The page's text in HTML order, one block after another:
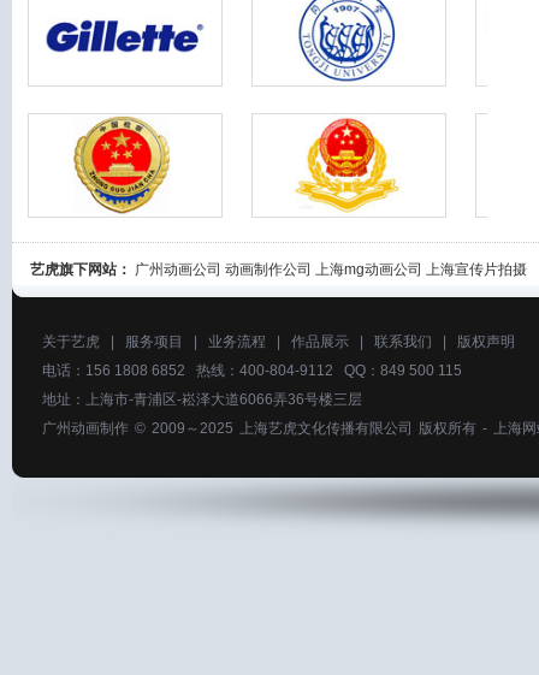
艺虎旗下网站： 广州动画公司 动画制作公司 上海mg动画公司 上海宣传片拍摄
关于艺虎 服务项目 业务流程 作品展示 联系我们
版权声明
电话：156 1808 6852 热线：400-804-9112 QQ：849 500 115
地址：上海市-青浦区-崧泽大道6066弄36号楼三层
广州动画制作 © 2009～2025 上海艺虎文化传播有限公司 版权所有 - 上海